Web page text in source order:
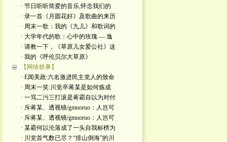
· 节日听听简爱的音乐,怀念我们的
· 录一首《月圆花好》及歌曲的来历
· 周末一歌：我的《九儿》和歌词的
· 大学年代的歌：心中的玫瑰 — 逸
· 请教一下，《草原儿女爱公社》这
· 我的《呼伦贝尔大草原》
【网络轶事】
· E闻美政:六名激进民主党人的致命
· 周末一笑:川党卒蒋某是如何炼成
· 一骂二污三打滚是蒋霸自以为对付
· 斥蒋某、透视镜/gmuoruo：人岂可
· 斥蒋某、透视镜/gmuoruo：人岂可
· 某霸何以沦落成了一头自我标榜为
· 川党首气数已尽？“排山倒海”的川